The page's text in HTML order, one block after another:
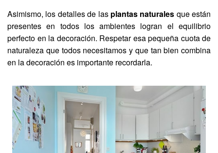
Asimismo, los detalles de las plantas naturales que están
presentes en todos los ambientes logran el equilibrio
perfecto en la decoración. Respetar esa pequeña cuota de
naturaleza que todos necesitamos y que tan bien combina
en la decoración es importante recordarla.